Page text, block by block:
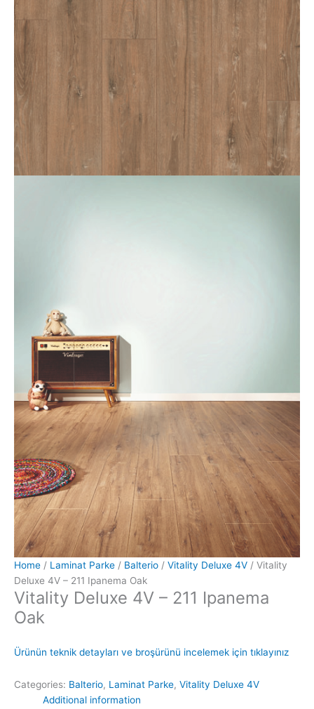
Home / Laminat Parke / Balterio / Vitality Deluxe 4V / Vitality
Deluxe 4V – 211 Ipanema Oak
Vitality Deluxe 4V – 211 Ipanema
Oak
Ürünün teknik detayları ve broşürünü incelemek için tıklayınız
Categories: Balterio, Laminat Parke, Vitality Deluxe 4V
Additional information